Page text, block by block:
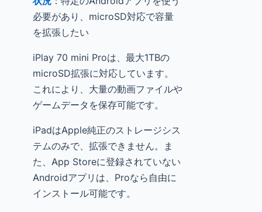
必要があり、microSD対応で容量
を拡張したい
iPlay 70 mini Proは、最大1TBの
microSD拡張に対応しています。
これにより、大量の動画ファイルや
ゲームデータを保存可能です。
iPadはApple純正のストレージシス
テムのみで、拡張できません。ま
た、App Storeに登録されていない
Androidアプリは、Proなら自由に
インストール可能です。